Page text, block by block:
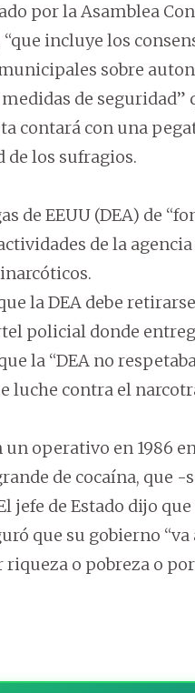
por la Asamblea
incluye los
sobre
de seguridad”
contará con una
los sufragios.
de EEUU (DEA) de
de la
la DEA debe
policial donde
la “DEA no
luche contra el
operativo en 1986
de cocaína, que -
jefe de Estado dijo
que su gobierno “va
o pobreza o